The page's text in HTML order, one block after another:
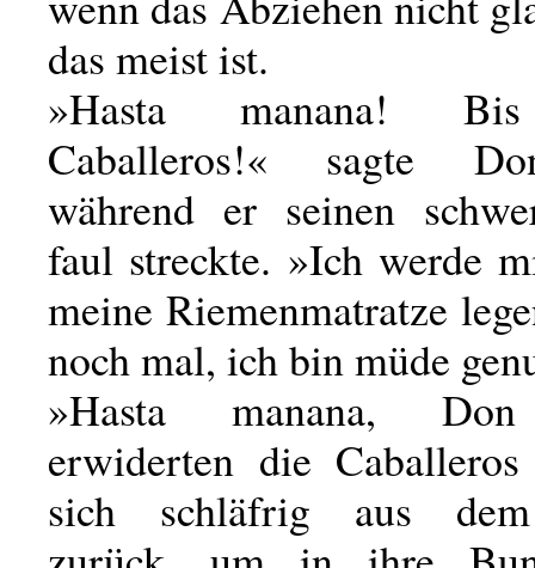
das meist ist.
»Hasta manana!
Caballeros!« sagte
während er seinen
faul streckte. »Ich werde
meine Riemenmatratze
noch mal, ich bin müde
»Hasta manana,
erwiderten die
sich schläfrig aus